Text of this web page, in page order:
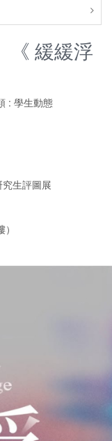
《 緩緩浮
: 學生動態
生評圖展